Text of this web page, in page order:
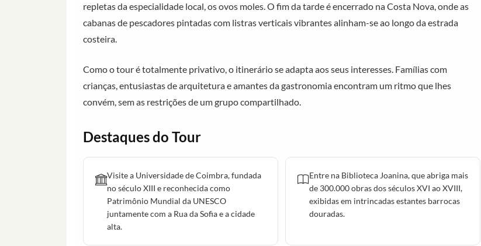
repletas da especialidade local, os ovos moles. O fim da tarde é encerrado na Costa Nova, onde as
cabanas de pescadores pintadas com listras verticais vibrantes alinham-se ao longo da estrada
costeira.
Como o tour é totalmente privativo, o itinerário se adapta aos seus interesses. Famílias com
crianças, entusiastas de arquitetura e amantes da gastronomia encontram um ritmo que lhes
convém, sem as restrições de um grupo compartilhado.
Destaques do Tour
Visite a Universidade de Coimbra, fundada
no século XIII e reconhecida como
Patrimônio Mundial da UNESCO
juntamente com a Rua da Sofia e a cidade
alta.
Entre na Biblioteca Joanina, que abriga mais
de 300.000 obras dos séculos XVI ao XVIII,
exibidas em intrincadas estantes barrocas
douradas.